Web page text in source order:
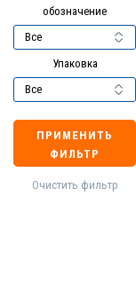
обозначение
Упаковка
ПРИМЕНИТЬ
ФИЛЬТР
Очистить фильтр